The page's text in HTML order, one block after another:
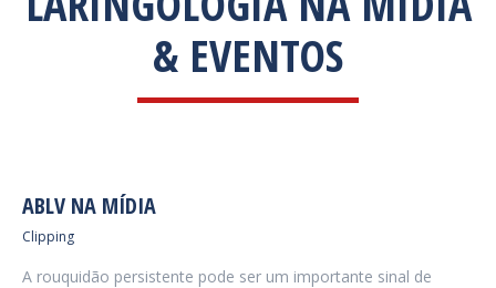
& EVENTOS
ABLV NA MÍDIA
Clipping
A rouquidão persistente pode ser um importante sinal de